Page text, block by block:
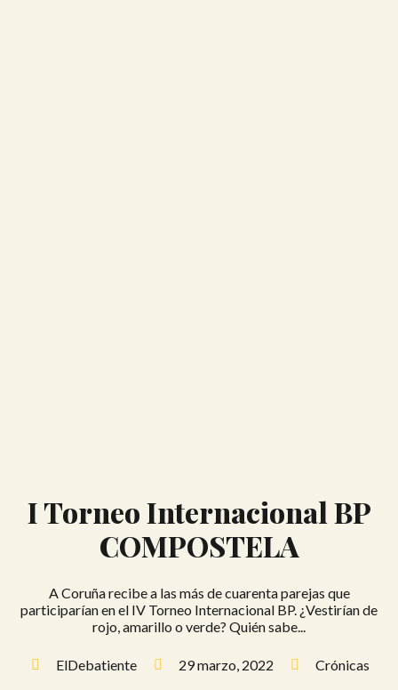
I Torneo Internacional BP
COMPOSTELA
A Coruña recibe a las más de cuarenta parejas que
participarían en el IV Torneo Internacional BP. ¿Vestirían de
rojo, amarillo o verde? Quién sabe...
ElDebatiente 29 marzo, 2022 Crónicas